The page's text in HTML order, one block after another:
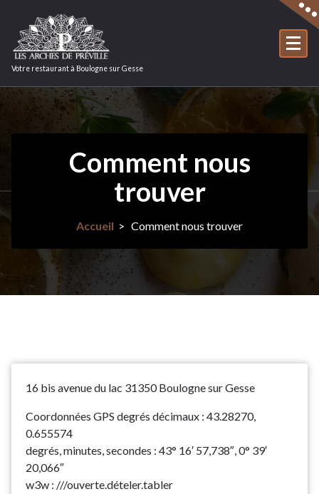
contenu
Votre restaurant à Boulogne sur Gesse
Comment nous
trouver
Accueil > Comment nous trouver
16 bis avenue du lac 31350 Boulogne sur Gesse
Coordonnées GPS degrés décimaux : 43.28270,
0.655574
degrés, minutes, secondes : 43° 16′ 57,738″, 0° 39′
20,066″
w3w : ///ouverte.dételer.tabler